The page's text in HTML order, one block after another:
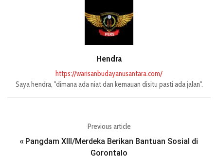
Hendra
https://warisanbudayanusantara.com/
Saya hendra, "dimana ada niat dan kemauan disitu pasti ada jalan".
Previous article
« Pangdam XIII/Merdeka Berikan Bantuan Sosial di
Gorontalo